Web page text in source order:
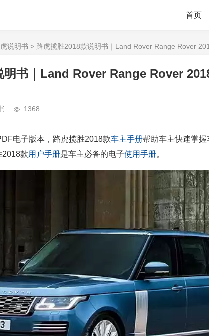
首页
说明书 > 路虎揽胜2018款说明书｜Land Rover Range Rover
明书｜Land Rover Range Rover
1368
电子版本，路虎揽胜2018款车主手册帮助车主快速掌
2018款用户手册是车主必备的电子使用手册。